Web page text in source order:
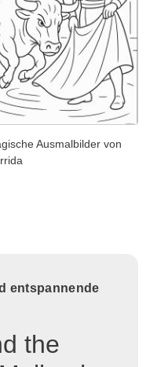
Ausmalbilder von
entspannende
the